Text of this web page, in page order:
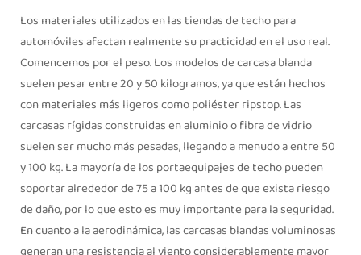
Los materiales utilizados en las tiendas de techo para
automóviles afectan realmente su practicidad en el uso real.
Comencemos por el peso. Los modelos de carcasa blanda
suelen pesar entre 20 y 50 kilogramos, ya que están hechos
con materiales más ligeros como poliéster ripstop. Las
carcasas rígidas construidas en aluminio o fibra de vidrio
suelen ser mucho más pesadas, llegando a menudo a entre 50
y 100 kg. La mayoría de los portaequipajes de techo pueden
soportar alrededor de 75 a 100 kg antes de que exista riesgo
de daño, por lo que esto es muy importante para la seguridad.
En cuanto a la aerodinámica, las carcasas blandas voluminosas